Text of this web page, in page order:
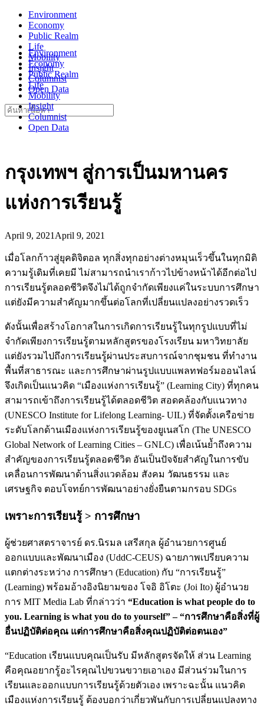
Skip
content
Environment
Economy
Public Realm
Life
Mobility
Insight
Columnist
Open Data
Environment
Economy
Public Realm
Life
Mobility
Insight
Columnist
Open Data
Search
for:
กรุงเทพฯ สู่การเป็นมหานคร
แห่งการเรียนรู้
April 9, 2021 April 9, 2021
เมื่อโลกก้าวสู่ยุคดิจิตอล ทุกสิ่งทุกอย่างต่างหมุนเร็วขึ้นในทุกมิติ
ความรู้เดิมที่เคยมี ไม่สามารถนำเราก้าวไปข้างหน้าได้อีกต่อไป
การเรียนรู้ตลอดชีวิตจึงไม่ได้ถูกจำกัดเพียงเเค่ในระบบการศึกษา
แต่ยังมีความสำคัญมากขึ้นต่อโลกที่เปลี่ยนแปลงอย่างรวดเร็ว
ดังนั้นเพื่อสร้างโอกาสในการเกิดการเรียนรู้ในทุกรูปแบบที่ไม่
จำกัดเพียงการเรียนรู้ตามหลักสูตรของโรงเรียน มหาวิทยาลัย
เเต่ยังรวมไปถึงการเรียนรู้ผ่านประสบการณ์จากชุมชน ที่ทำงาน
พื้นที่สาธารณะ และการศึกษาผ่านรูปแบบแพลทฟอร์มออนไลน์
จึงเกิดเป็นเเนวคิด “เมืองเเห่งการเรียนรู้” (Learning City) ที่ทุกคน
สามารถเข้าถึงการเรียนรู้ได้ตลอดชีวิต สอดคล้องกับเเนวทาง
(UNESCO Institute for Lifelong Learning- UIL) ที่จัดตั้งเครือข่าย
ระดับโลกด้านเมืองแห่งการเรียนรู้ของยูเนสโก (The UNESCO
Global Network of Learning Cities – GNLC) เพื่อเน้นย้ำถึงความ
สำคัญของการเรียนรู้ตลอดชีวิต อันเป็นปัจจัยสำคัญในการขับ
เคลื่อนการพัฒนาด้านสิ่งแวดล้อม สังคม วัฒนธรรม และ
เศรษฐกิจ ตอบโจทย์การพัฒนาอย่างยั่งยืนตามกรอบ SDGs
เพราะการเรียนรู้ > การศึกษา
ผู้ช่วยศาสตราจารย์ ดร.นิรมล เสรีสกุล ผู้อำนวยการศูนย์
ออกแบบและพัฒนาเมือง (UddC-CEUS) ฉายภาพเปรียบความ
แตกต่างระหว่าง การศึกษา (Education) กับ “การเรียนรู้”
(Learning) พร้อมอ้างอิงนิยามของ โจอิ อิโตะ (Joi Ito) ผู้อำนวย
การ MIT Media Lab ที่กล่าวว่า “Education is what people do to
you. Learning is what you do to yourself” – “การศึกษาคือสิ่งที่ผู้
อื่นปฏิบัติต่อคุณ แต่การศึกษาคือสิ่งคุณปฏิบัติต่อตนเอง”
“Education เรียนแบบคุณเป็นรับ มีหลักสูตรจัดให้ ส่วน Learning
คือคุณอยากรู้อะไรคุณไปขวนขวายเอาเอง มีส่วนร่วมในการ
เรียนและออกแบบการเรียนรู้ด้วยตัวเอง เพราะฉะนั้น แนวคิด
เมืองแห่งการเรียนรู้ ต้องบอกว่าเกี่ยวพันกับการเปลี่ยนแปลงทาง